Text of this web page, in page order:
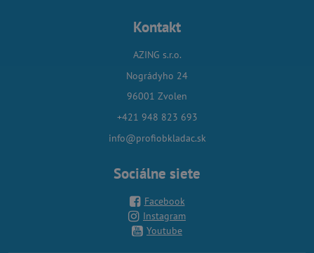
Kontakt
AZING s.r.o.
Nográdyho 24
96001 Zvolen
+421 948 823 693
info@profiobkladac.sk
Sociálne siete
Facebook
Instagram
Youtube